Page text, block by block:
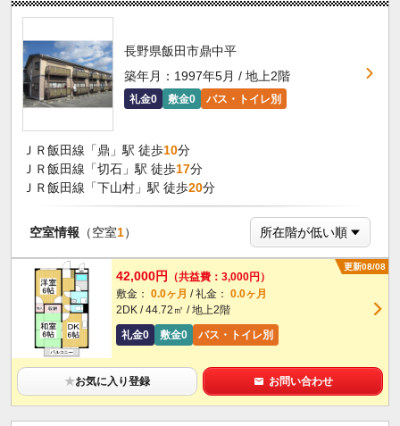
長野県飯田市鼎中平
築年月：1997年5月 / 地上2階
礼金0 敷金0 バス・トイレ別
ＪＲ飯田線「鼎」駅 徒歩10分
ＪＲ飯田線「切石」駅 徒歩17分
ＪＲ飯田線「下山村」駅 徒歩20分
空室情報 （空室1）
更新08/08
42,000円
（共益費：3,000円）
敷金： 0.0ヶ月 / 礼金： 0.0ヶ月
2DK / 44.72㎡ / 地上2階
礼金0
敷金0 バス・トイレ別
★お気に入り登録 お問い合わせ